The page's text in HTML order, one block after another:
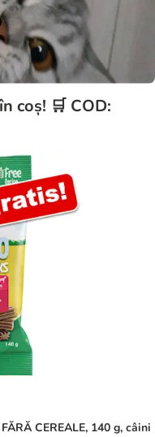
coș! 🛒 COD:
CEREALE, 140 g, câini